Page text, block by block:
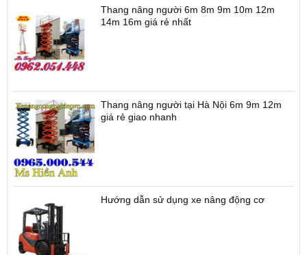
Thang nâng người 6m 8m 9m 10m 12m
14m 16m giá rẻ nhất
Thang nâng người tại Hà Nội 6m 9m 12m
giá rẻ giao nhanh
Hướng dẫn sử dụng xe nâng động cơ